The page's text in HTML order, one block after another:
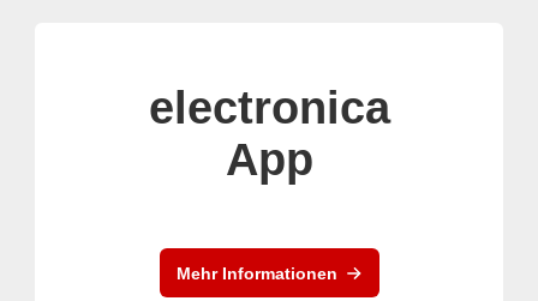
electronica
App
Mehr Informationen